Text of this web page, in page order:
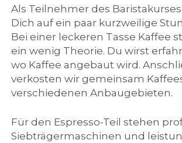
Als Teilnehmer des
Dich auf ein paar kurzweilige
Bei einer leckeren Tasse Kaffee
ein wenig Theorie. Du wirst
wo Kaffee angebaut wird.
verkosten wir gemeinsam
verschiedenen Anbaugebieten.
Für den Espresso-Teil stehen
Siebträgermaschinen und